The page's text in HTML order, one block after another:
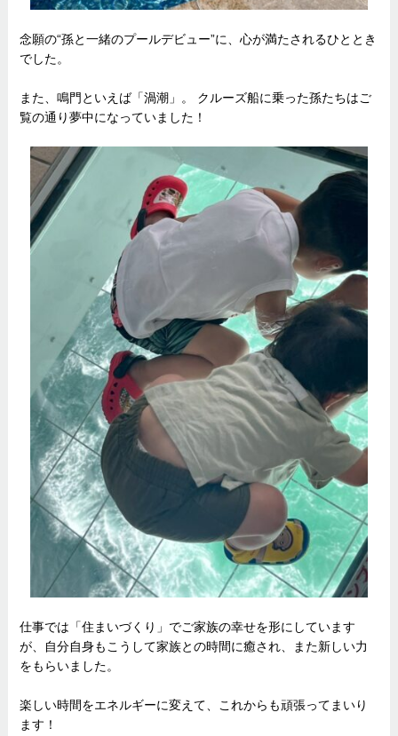
念願の“孫と一緒のプールデビュー”に、心が満たされるひととき
でした。
また、鳴門といえば「渦潮」。 クルーズ船に乗った孫たちはご
覧の通り夢中になっていました！
仕事では「住まいづくり」でご家族の幸せを形にしています
が、自分自身もこうして家族との時間に癒され、また新しい力
をもらいました。
楽しい時間をエネルギーに変えて、これからも頑張ってまいり
ます！